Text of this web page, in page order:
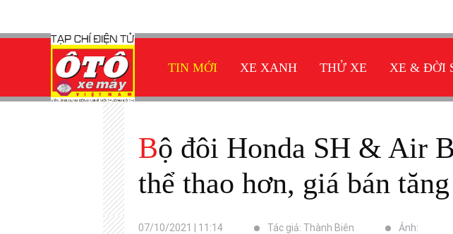
TIN MỚI XE XANH THỬ XE XE & ĐỜI
Bộ đôi Honda SH & Air Blade ra mắt phiên bản màu sắc mới
thể thao hơn, giá bán
07/10/2021 | 11:14 Tác giả: Thành Biên Ảnh: